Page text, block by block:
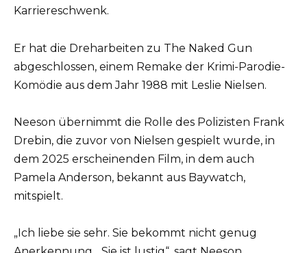
Karriereschwenk.
Er hat die Dreharbeiten zu The Naked Gun
abgeschlossen, einem Remake der Krimi-Parodie-
Komödie aus dem Jahr 1988 mit Leslie Nielsen.
Neeson übernimmt die Rolle des Polizisten Frank
Drebin, die zuvor von Nielsen gespielt wurde, in
dem 2025 erscheinenden Film, in dem auch
Pamela Anderson, bekannt aus Baywatch,
mitspielt.
„Ich liebe sie sehr. Sie bekommt nicht genug